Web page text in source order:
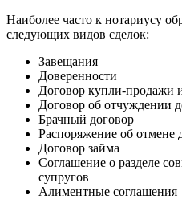
Наиболее часто к нотариусу
следующих видов сделок:
Завещания
Доверенности
Договор купли-продажи
Договор об отчуждении
Брачный договор
Распоряжение об отмене
Договор займа
Соглашение о разделе
супругов
Алиментные соглашения